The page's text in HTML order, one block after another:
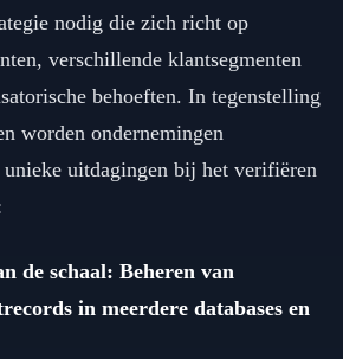
nodig die zich richt op
verschillende klantsegmenten
behoeften. In tegenstelling
worden ondernemingen
unieke uitdagingen bij het verifiëren
de schaal: Beheren van
in meerdere databases en